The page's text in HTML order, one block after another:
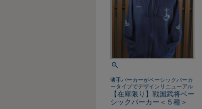
薄手パーカーがベーシックパーカ
ータイプでデザインリニューアル
【在庫限り】戦国武将ベー
シックパーカー＜５種＞